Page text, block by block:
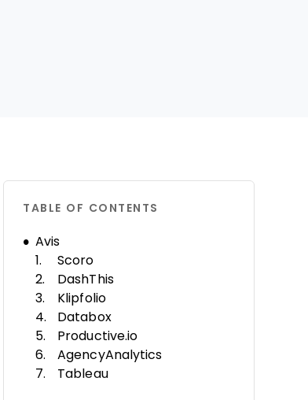
TABLE OF CONTENTS
Avis
Scoro
DashThis
Klipfolio
Databox
Productive.io
AgencyAnalytics
Tableau